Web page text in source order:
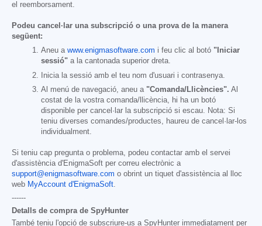
el reemborsament.
Podeu cancel·lar una subscripció o una prova de la manera
següent:
Aneu a www.enigmasoftware.com i feu clic al botó "Iniciar
sessió" a la cantonada superior dreta.
Inicia la sessió amb el teu nom d'usuari i contrasenya.
Al menú de navegació, aneu a "Comanda/Llicències". Al
costat de la vostra comanda/llicència, hi ha un botó
disponible per cancel·lar la subscripció si escau. Nota: Si
teniu diverses comandes/productes, haureu de cancel·lar-los
individualment.
Si teniu cap pregunta o problema, podeu contactar amb el servei
d'assistència d'EnigmaSoft per correu electrònic a
support@enigmasoftware.com o obrint un tiquet d'assistència al lloc
web MyAccount d'EnigmaSoft
------
Detalls de compra de SpyHunter
També teniu l'opció de subscriure-us a SpyHunter immediatament per